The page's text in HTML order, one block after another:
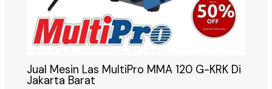
Jual Mesin Las MultiPro MMA 120 G-KRK Di
Jakarta Barat